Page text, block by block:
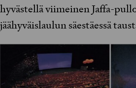
hyvästellä viimeinen Jaffa-
jäähyväislaulun säestäessä